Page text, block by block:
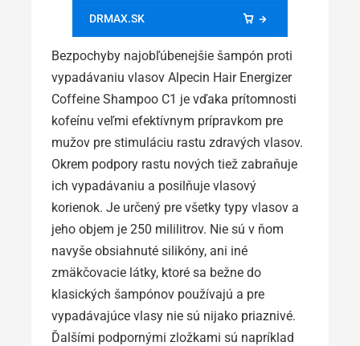
DRMAX.SK
Bezpochyby najobľúbenejšie šampón proti
vypadávaniu vlasov Alpecin Hair Energizer
Coffeine Shampoo C1 je vďaka prítomnosti
kofeínu veľmi efektívnym prípravkom pre
mužov pre stimuláciu rastu zdravých vlasov.
Okrem podpory rastu nových tiež zabraňuje
ich vypadávaniu a posilňuje vlasový
korienok. Je určený pre všetky typy vlasov a
jeho objem je 250 mililitrov. Nie sú v ňom
navyše obsiahnuté silikóny, ani iné
zmäkčovacie látky, ktoré sa bežne do
klasických šampónov používajú a pre
vypadávajúce vlasy nie sú nijako priaznivé.
Ďalšími podpornými zložkami sú napríklad